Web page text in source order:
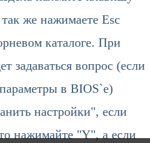
же нажимаете Esc
каталоге. При
задаваться вопрос (если
в BIOS`е)
настройки", если
нажимайте "Y", а если